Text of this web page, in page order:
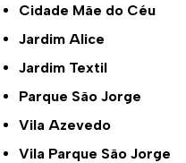
Cidade Mãe do Céu
Jardim Alice
Jardim Textil
Parque São Jorge
Vila Azevedo
Vila Parque São Jorge